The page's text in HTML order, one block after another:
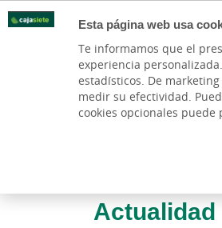
Esta página web usa
Te informamos que el
experiencia
estadísticos. De
medir su efectividad.
cookies opcionales puede
Actualidad